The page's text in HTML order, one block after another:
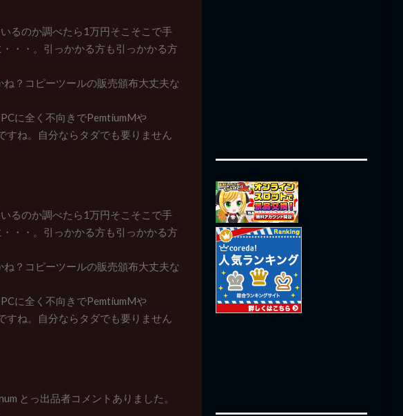
るのか調べたら1万円そこそこで手
・・。引っかかる方も引っかかる方
？コピーツールの販売頒布大丈夫な
に全く不向きでPemtiumMや
ね。自分ならタダでも要りません
るのか調べたら1万円そこそこで手
・・。引っかかる方も引っかかる方
？コピーツールの販売頒布大丈夫な
に全く不向きでPemtiumMや
ね。自分ならタダでも要りません
とっ出品者コメントありました。